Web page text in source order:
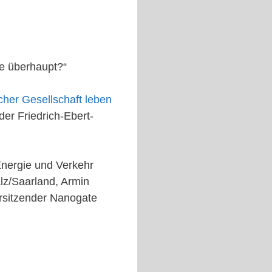
überhaupt?“
Gesellschaft leben
Friedrich-Ebert-
und Verkehr
Saarland, Armin
Nanogate